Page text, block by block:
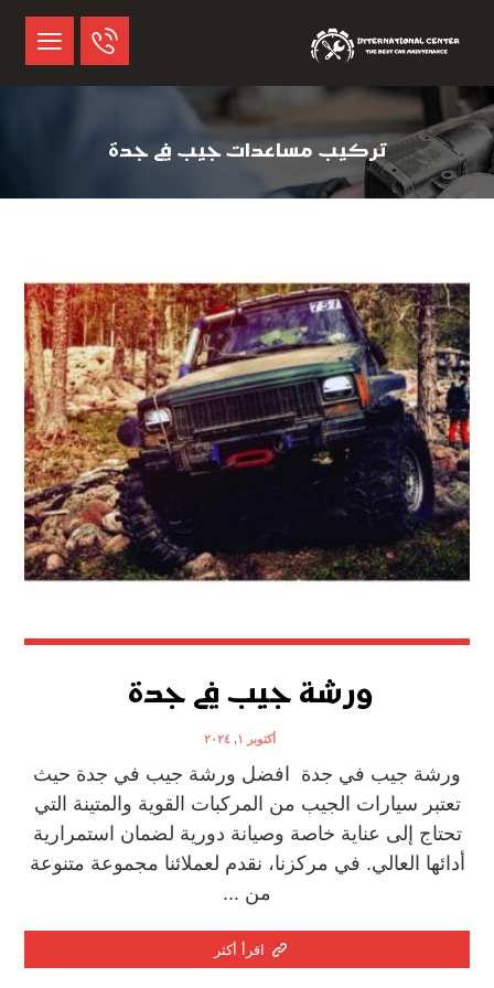
تركيب مساعدات جيب في جدة
ورشة جيب في جدة
أكتوبر ١, ٢٠٢٤
ورشة جيب في جدة افضل ورشة جيب في جدة حيث
تعتبر سيارات الجيب من المركبات القوية والمتينة التي
تحتاج إلى عناية خاصة وصيانة دورية لضمان استمرارية
أدائها العالي. في مركزنا، نقدم لعملائنا مجموعة متنوعة
من ...
اقرأ أكثر